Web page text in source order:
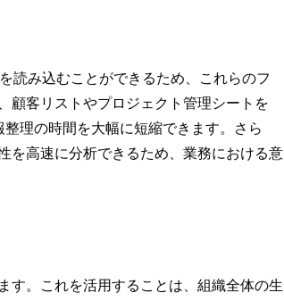
み込むことができるため、これらのフ
顧客リストやプロジェクト管理シートを
理の時間を大幅に短縮できます。さら
を高速に分析できるため、業務における意
す。これを活用することは、組織全体の生